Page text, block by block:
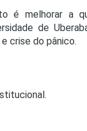
é melhorar a
de
crise do pânico.